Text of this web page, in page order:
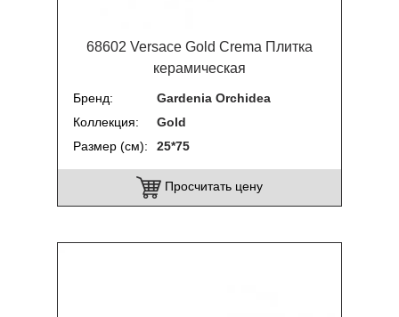
68602 Versace Gold Crema Плитка
керамическая
Бренд
Gardenia Orchidea
Коллекция
Gold
Размер (см)
25*75
Просчитать цену